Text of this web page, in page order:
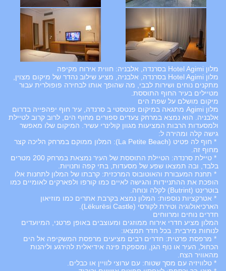
מלון Hotel Agimi בסרנדה, אלבניה: חווית אירוח מקיפה
מלון Hotel Agimi בסרנדה, אלבניה, מציע שילוב נהדר של מיקום מצוין,
מתקנים נוחים ושירות לבבי, מה שהופך אותו לבחירה פופולרית עבור
מטיילים בעיר החוף התוססת.
מיקום מושלם על שפת הים
מלון Agimi מתגאה במיקום פנטסטי ב סרנדה, עיר חוף יפהפייה בדרום
אלבניה. הוא נמצא במרחק צעדים ספורים מחוף הים, לרוב קרוב לטיילת
ולמסעדות הרבות המציעות מגוון קולינרי עשיר. המיקום שלו מאפשר
גישה קלה ומהירה ל:
* חוף לה פטיט (La Petite Beach): המלון ממוקם במרחק הליכה קצר
מחוף זה.
* טיילת סרנדה: הטיילת התוססת של העיר נמצאת במרחק 200 מטרים
בלבד, ובה תמצאו שפע של מסעדות, בתי קפה וחנויות.
* תחנת המעבורת והאוטובוס המרכזית: קרבתו של המלון לתחנות אלו
הופכת את ההתניידות והגישה לאיים כמו קורפו ולפארקים לאומיים כמו
בוטרינט (Butrint) לקלה ונוחה.
* אטרקציות נוספות: המלון נמצא בקרבת אתרים כמו מוזיאון
הארכיאולוגיה וטירת לקורסי (Lëkurësi Castle).
חדרים נוחים ומרווחים
המלון מציע חדרי אירוח ממוזגים ומעוצבים באופן פרטני, המיועדים
לנוחות מירבית. בכל חדר תמצאו:
* מרפסת פרטית: חדרים רבים מציעים מרפסת המשקיפה אל הים
הכחול, העיר או נוף הגן, ומספקת פינה אידיאלית להירגע וליהנות
מהאוויר הצח.
* טלוויזיה עם מסך שטוח: עם ערוצי לוויין או כבלים.